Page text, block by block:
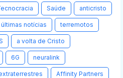
Saúde anticristo
últimas notícias terremotos
a volta de Cristo
6G neuralink
Affinity Partners